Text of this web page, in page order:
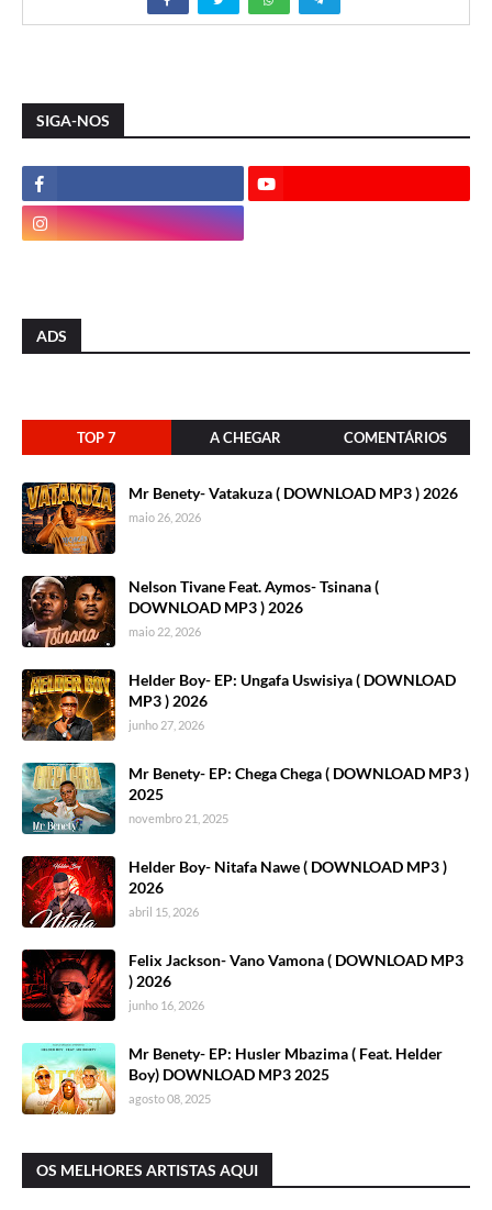
SIGA-NOS
ADS
TOP 7 A CHEGAR COMENTÁRIOS
Mr Benety- Vatakuza ( DOWNLOAD MP3 ) 2026
maio 26, 2026
Nelson Tivane Feat. Aymos- Tsinana (
DOWNLOAD MP3 ) 2026
maio 22, 2026
Helder Boy- EP: Ungafa Uswisiya ( DOWNLOAD
MP3 ) 2026
junho 27, 2026
Mr Benety- EP: Chega Chega ( DOWNLOAD MP3 )
2025
novembro 21, 2025
Helder Boy- Nitafa Nawe ( DOWNLOAD MP3 )
2026
abril 15, 2026
Felix Jackson- Vano Vamona ( DOWNLOAD MP3
) 2026
junho 16, 2026
Mr Benety- EP: Husler Mbazima ( Feat. Helder
Boy) DOWNLOAD MP3 2025
agosto 08, 2025
OS MELHORES ARTISTAS AQUI